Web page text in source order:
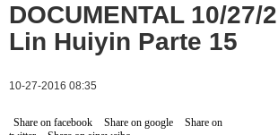
DOCUMENTAL 10/
Lin Huiyin Parte 15
10-27-2016 08:35
Share on facebook Share on google
Share on